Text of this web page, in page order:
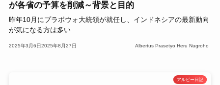
が各省の予算を削減～背景と目的
昨年10月にプラボウォ大統領が就任し、インドネシアの最新動向
が気になる方は多い...
2025年3月6日2025年8月27日 Albertus Prasetyo Heru Nugroho
アルビー日記